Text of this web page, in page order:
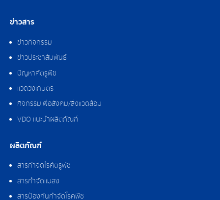
ข่าวสาร
ข่าวกิจกรรม
ข่าวประชาสัมพันธ์
ปัญหาศัตรูพืช
แวดวงเกษตร
กิจกรรมเพื่อสังคม/สิ่งแวดล้อม
VDO แนะนำผลิตภัณฑ์
ผลิตภัณฑ์
สารกำจัดไรศัตรูพืช
สารกำจัดแมลง
สารป้องกันกำจัดโรคพืช